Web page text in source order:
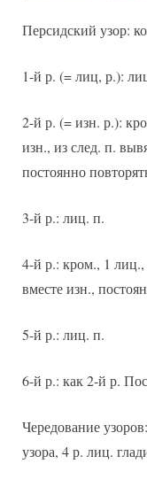
Персидский узор:
1-й р. (= лиц, р.):
2-й р. (= изн. р.):
изн., из след. п.
постоянно
3-й р.: лиц. п.
4-й р.: кром., 1 лиц.,
вместе изн.,
5-й р.: лиц. п.
6-й р.: как 2-й р.
Чередование
узора, 4 р. лиц.